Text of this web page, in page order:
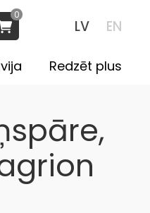
LV EN
0
Redzēt plus